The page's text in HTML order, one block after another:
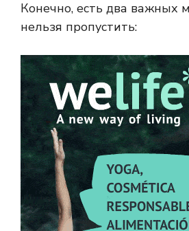
Конечно, есть два важных
нельзя пропустить: